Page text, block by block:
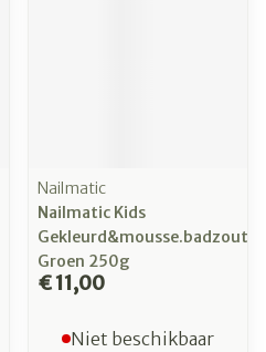
Nailmatic
Nailmatic Kids
Gekleurd&mousse.badzout
Groen 250g
€ 11,00
Niet beschikbaar